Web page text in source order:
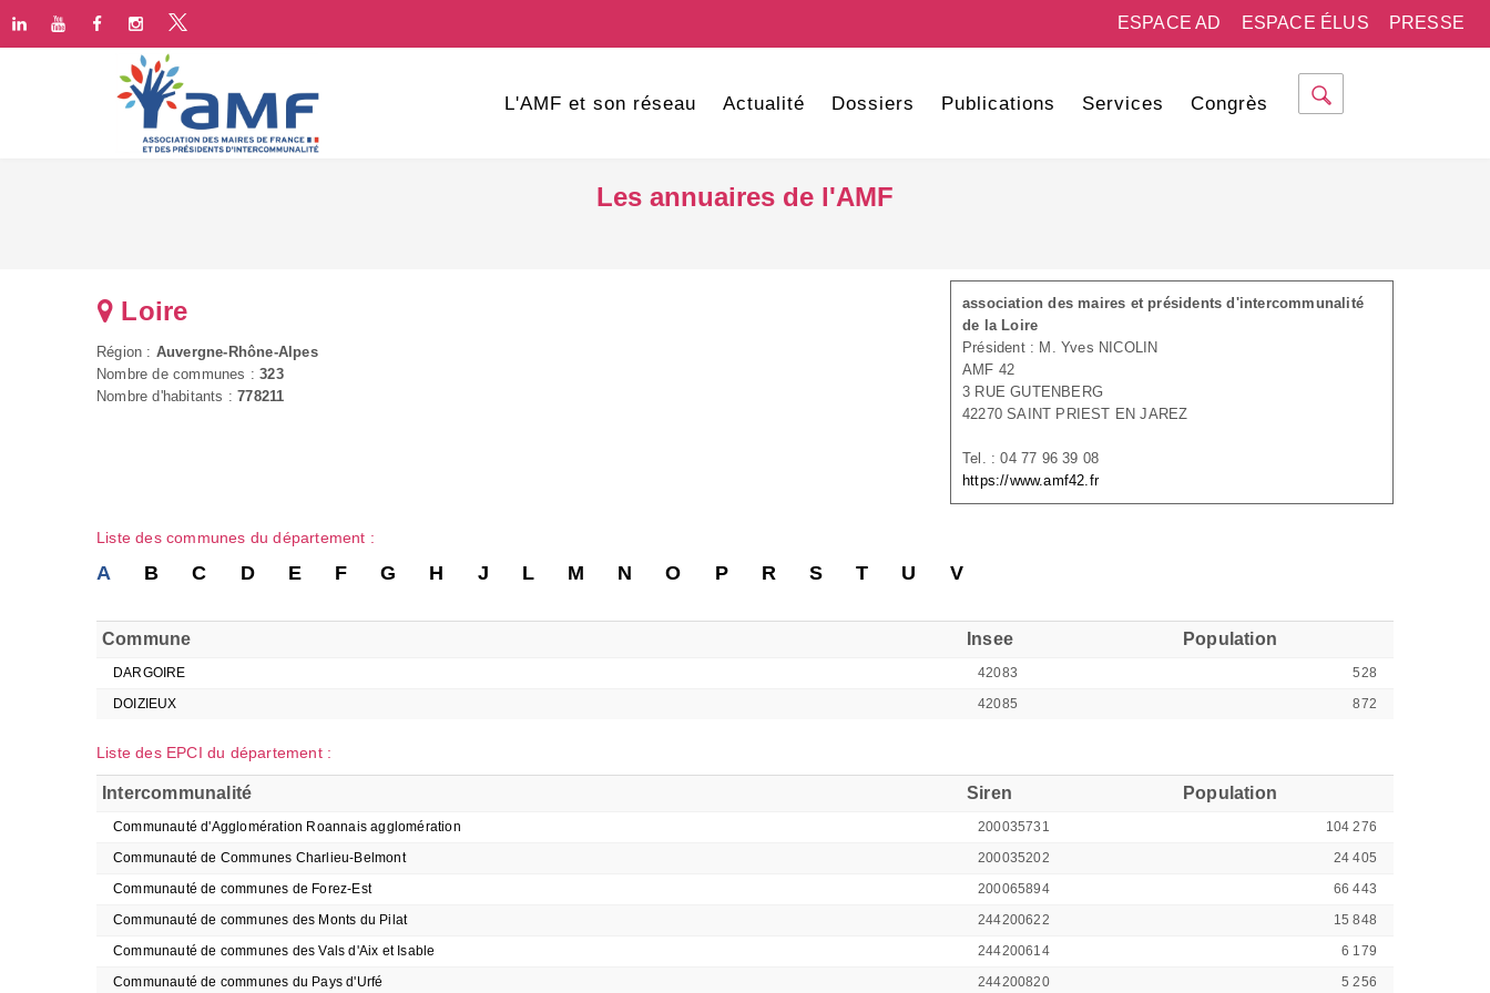
PRESSE
ESPACE ÉLUS
ESPACE AD
L'AMF et son réseau Actualité Dossiers Publications Services Congrès
Les annuaires de l'AMF
association des maires et présidents d'intercommunalité
de la Loire
Président : M. Yves NICOLIN
AMF 42
3 RUE GUTENBERG
42270 SAINT PRIEST EN JAREZ
Tel. : 04 77 96 39 08
https://www.amf42.fr
Loire
Région : Auvergne-Rhône-Alpes
Nombre de communes :323
Nombre d'habitants :778211
Liste des communes du département :
A B C D E F G H J L M N O P R S T U V
Commune Insee Population
DARGOIRE 42083
528
DOIZIEUX
42085 872
Liste des EPCI du département :
Intercommunalité Siren Population
Communauté d'Agglomération Roannais agglomération 200035731
104 276
Communauté de Communes Charlieu-Belmont
200035202
24 405
Communauté de communes de Forez-Est
200065894
66 443
Communauté de communes des Monts du Pilat
244200622
15 848
Communauté de communes des Vals d'Aix et Isable
244200614
6 179
Communauté de communes du Pays d'Urfé
244200820 5 256